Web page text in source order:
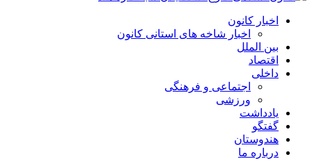
اخبار کانون
اخبار شاخه های استانی کانون
بین الملل
اقتصاد
داخلی
اجتماعی و فرهنگی
ورزشی
یادداشت
گفتگو
هندوستان
درباره ما